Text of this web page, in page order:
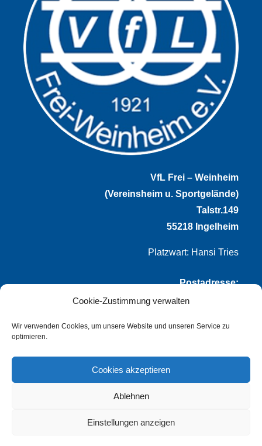
Cookie-Zustimmung verwalten
Wir verwenden Cookies, um unsere Website und unseren Service zu
optimieren.
Cookies akzeptieren
Ablehnen
Einstellungen anzeigen
VfL Frei – Weinheim
(Vereinsheim u. Sportgelände)
Talstr.149
55218 Ingelheim
Platzwart: Hansi Tries
Postadresse:
VfL Frei-Weinheim 1921 e.V.
Thomas Winternheimer
Talstr. 149
55218 Ingelheim
dozo-design Impressum